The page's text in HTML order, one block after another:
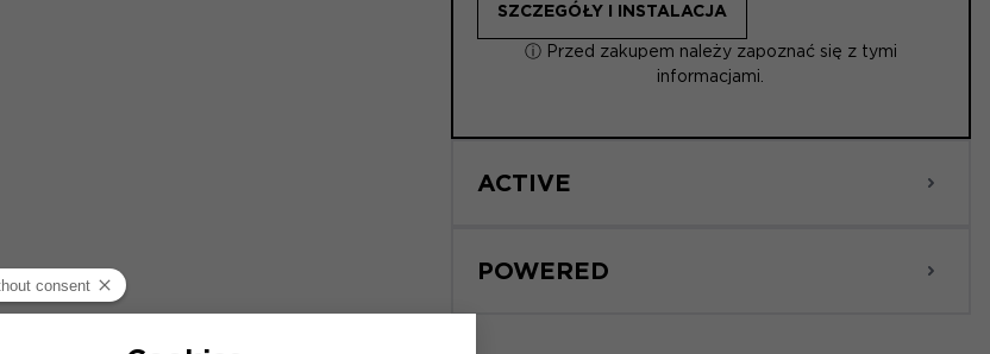
SZCZEGÓŁY I INSTALACJA
ⓘ Przed zakupem należy zapoznać się z tymi
informacjami.
ACTIVE
POWERED